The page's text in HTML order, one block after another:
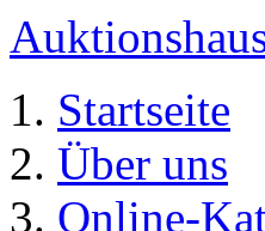
Startseite
Über uns
Online-